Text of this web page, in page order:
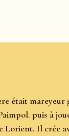
était
puis à
Il crée